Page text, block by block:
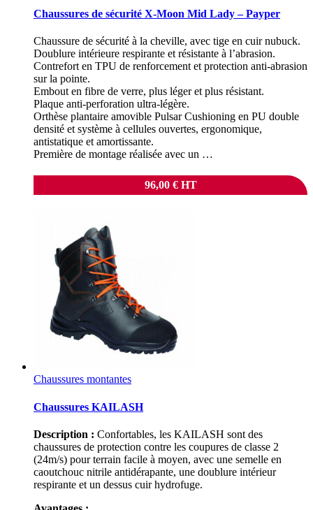
Chaussures de sécurité X-Moon Mid Lady – Payper
Chaussure de sécurité à la cheville, avec tige en cuir nubuck.
Doublure intérieure respirante et résistante à l’abrasion.
Contrefort en TPU de renforcement et protection anti-abrasion
sur la pointe.
Embout en fibre de verre, plus léger et plus résistant.
Plaque anti-perforation ultra-légère.
Orthèse plantaire amovible Pulsar Cushioning en PU double
densité et système à cellules ouvertes, ergonomique,
antistatique et amortissante.
Première de montage réalisée avec un …
96,00 €HT
Chaussures montantes
Chaussures KAILASH
Description : Confortables, les KAILASH sont des
chaussures de protection contre les coupures de classe 2
(24m/s) pour terrain facile à moyen, avec une semelle en
caoutchouc nitrile antidérapante, une doublure intérieur
respirante et un dessus cuir hydrofuge.